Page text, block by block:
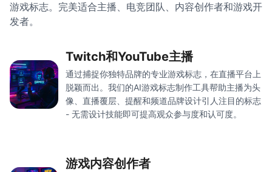
游戏标志。完美适合主播、电竞团队、内容创作者和游戏开
发者。
Twitch和YouTube主播
通过捕捉你独特品牌的专业游戏标志，在直播平台上
脱颖而出。我们的AI游戏标志制作工具帮助主播为头
像、直播覆层、提醒和频道品牌设计引人注目的标志
- 无需设计技能即可提高观众参与度和认可度。
游戏内容创作者